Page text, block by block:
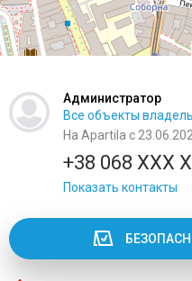
Администратор
Все объекты
На Apartila с
+38 068 XXX
Показать контакты